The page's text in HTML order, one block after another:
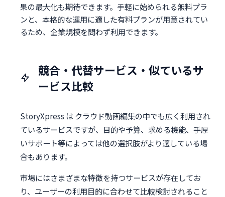
果の最大化も期待できます。手軽に始められる無料プラ
ンと、本格的な運用に適した有料プランが用意されてい
るため、企業規模を問わず利用できます。
競合・代替サービス・似ているサ
ービス比較
StoryXpress は クラウド動画編集の中でも広く利用され
ているサービスですが、目的や予算、求める機能、手厚
いサポート等によっては他の選択肢がより適している場
合もあります。
市場にはさまざまな特徴を持つサービスが存在してお
り、ユーザーの利用目的に合わせて比較検討されること